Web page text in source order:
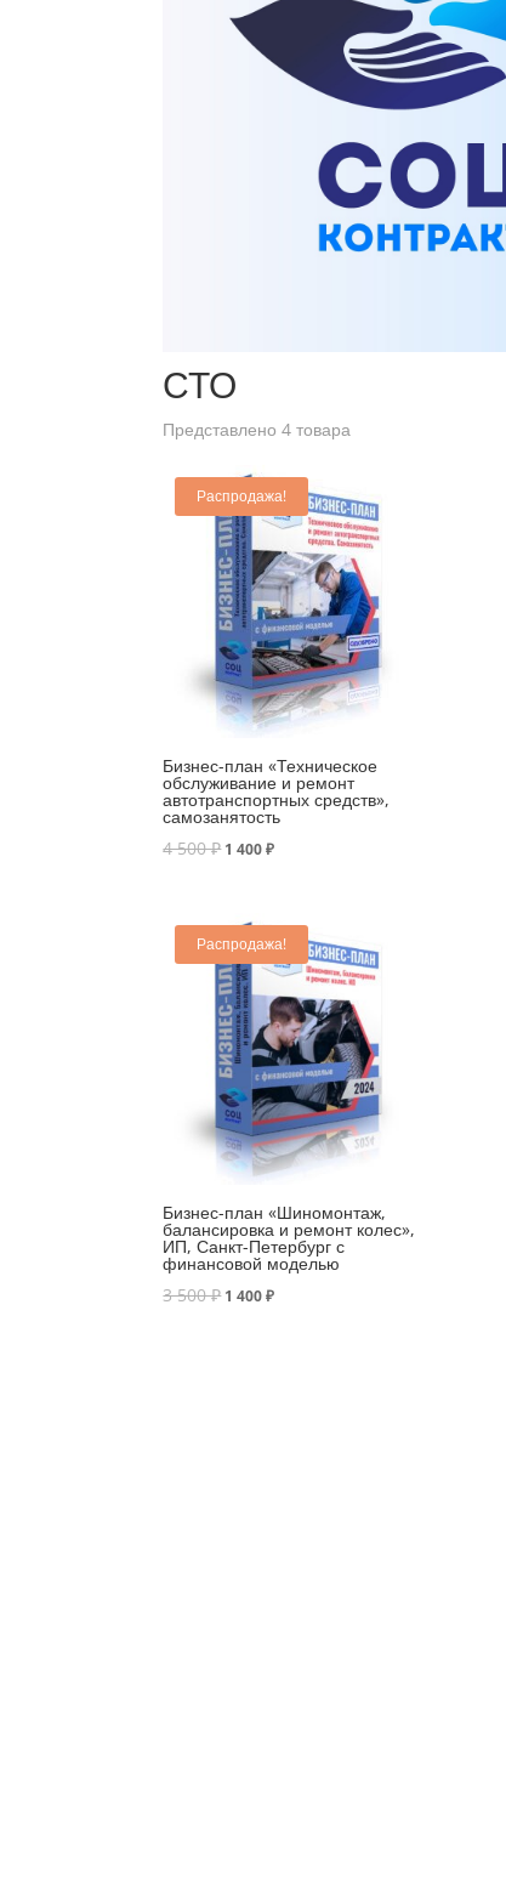
СТО
Представлено 4 товара
Распродажа!
Бизнес-план «Техническое
обслуживание и ремонт
автотранспортных средств»,
самозанятость
4 500₽ 1 400₽
Распродажа!
Бизнес-план «Шиномонтаж,
балансировка и ремонт колес»,
ИП, Санкт-Петербург с
финансовой моделью
3 500₽ 1 400₽